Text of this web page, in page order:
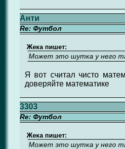
Анти
Re: Футбол
Жека пишет:
Может это шутка у него
Я вот считал чисто
доверяйте математике
3303
Re: Футбол
Жека пишет:
Может это шутка у него